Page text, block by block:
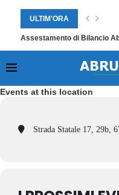
ULTIM'ORA
Assestamento di Bilancio
Events at this location
Strada Statale 17, 29b,